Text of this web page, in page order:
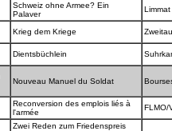
Schweiz ohne Armee? Ein
Palaver
Krieg dem Kriege
Dientsbüchlein
Nouveau Manuel du Soldat
Reconversion des emplois liés à
l'armée
FLMO/
Zwei Reden zum Friedenspreis